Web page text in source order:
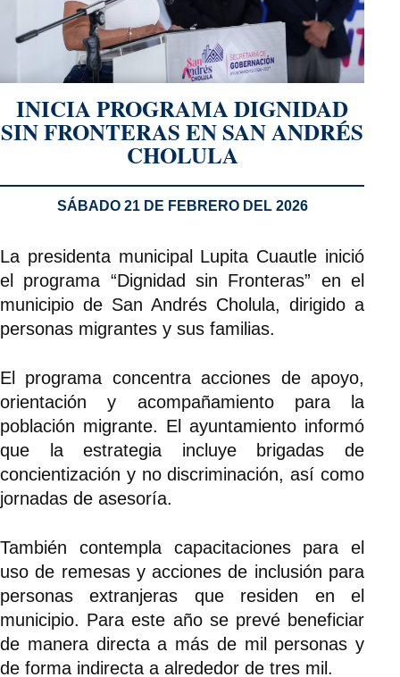
INICIA PROGRAMA DIGNIDAD
SIN FRONTERAS EN SAN ANDRÉS
CHOLULA
SÁBADO 21 DE FEBRERO DEL 2026
La presidenta municipal Lupita Cuautle inició
el programa “Dignidad sin Fronteras” en el
municipio de San Andrés Cholula, dirigido a
personas migrantes y sus familias.
El programa concentra acciones de apoyo,
orientación y acompañamiento para la
población migrante. El ayuntamiento informó
que la estrategia incluye brigadas de
concientización y no discriminación, así como
jornadas de asesoría.
También contempla capacitaciones para el
uso de remesas y acciones de inclusión para
personas extranjeras que residen en el
municipio. Para este año se prevé beneficiar
de manera directa a más de mil personas y
de forma indirecta a alrededor de tres mil.